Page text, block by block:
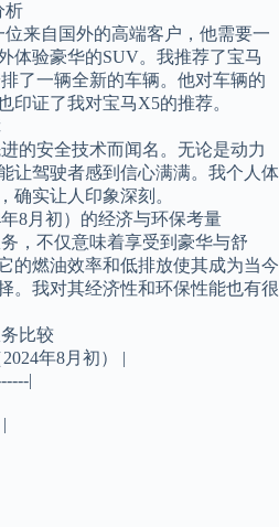
析
来自国外的高端客户，他需要一
体验豪华的SUV。我推荐了宝马
了一辆全新的车辆。他对车辆的
印证了我对宝马X5的推荐。
的安全技术而闻名。无论是动力
让驾驶者感到信心满满。我个人体
确实让人印象深刻。
8月初）的经济与环保考量
，不仅意味着享受到豪华与舒
的燃油效率和低排放使其成为当今
。我对其经济性和环保性能也有很
比较
年8月初） |
|